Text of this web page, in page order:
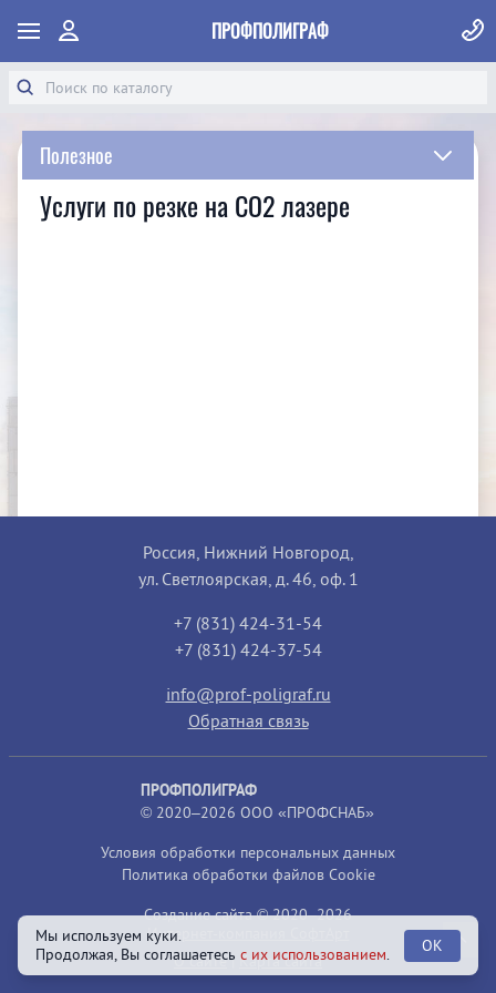
ПРОФПОЛИГРАФ
Услуги по резке на СО2 лазере
Полезное
Россия, Нижний Новгород,
ул. Светлоярская, д. 46, оф. 1
+7 (831) 424-31-54
+7 (831) 424-37-54
info@prof-poligraf.ru
Обратная связь
ПРОФПОЛИГРАФ
© 2020–2026 ООО «ПРОФСНАБ»
Условия обработки персональных данных
Политика обработки файлов Cookie
Создание сайта © 2020–2026
Интернет-компания СофтАрт
О сайте| Карта сайта
Мы используем куки.
Продолжая, Вы соглашаетесь с их использованием. OK